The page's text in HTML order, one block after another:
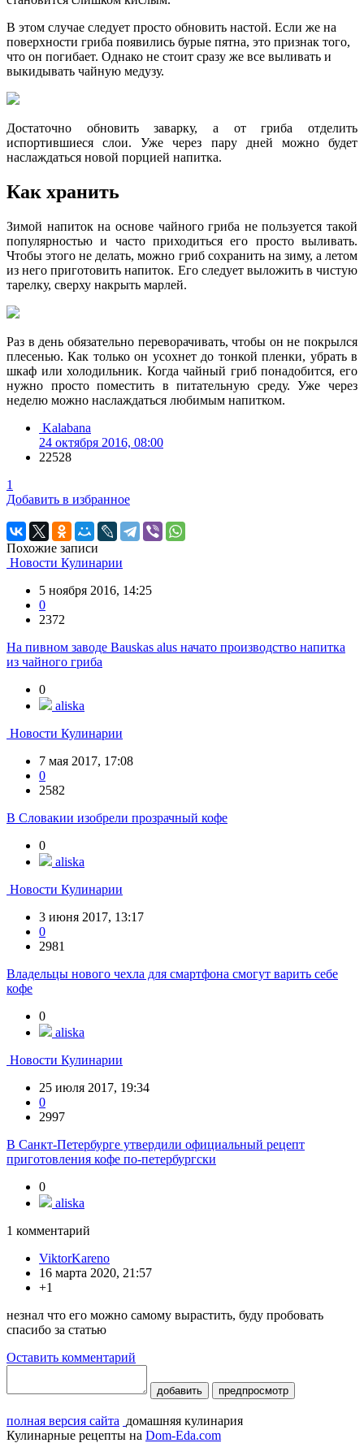
В этом случае следует просто обновить настой. Если же на
поверхности гриба появились бурые пятна, это признак того,
что он погибает. Однако не стоит сразу же все выливать и
выкидывать чайную медузу.
Достаточно обновить заварку, а от гриба отделить
испортившиеся слои. Уже через пару дней можно будет
наслаждаться новой порцией напитка.
Как хранить
Зимой напиток на основе чайного гриба не пользуется такой
популярностью и часто приходиться его просто выливать.
Чтобы этого не делать, можно гриб сохранить на зиму, а летом
из него приготовить напиток. Его следует выложить в чистую
тарелку, сверху накрыть марлей.
Раз в день обязательно переворачивать, чтобы он не покрылся
плесенью. Как только он усохнет до тонкой пленки, убрать в
шкаф или холодильник. Когда чайный гриб понадобится, его
нужно просто поместить в питательную среду. Уже через
неделю можно наслаждаться любимым напитком.
Kalabana
24 октября 2016, 08:00
22528
1
Добавить в избранное
Похожие записи
Новости Кулинарии
5 ноября 2016, 14:25
0
2372
На пивном заводе Bauskas alus начато производство напитка
из чайного гриба
0
aliska
Новости Кулинарии
7 мая 2017, 17:08
0
2582
В Словакии изобрели прозрачный кофе
0
aliska
Новости Кулинарии
3 июня 2017, 13:17
0
2981
Владельцы нового чехла для смартфона смогут варить себе
кофе
0
aliska
Новости Кулинарии
25 июля 2017, 19:34
0
2997
В Санкт-Петербурге утвердили официальный рецепт
приготовления кофе по-петербургски
0
aliska
1 комментарий
ViktorKareno
16 марта 2020, 21:57
+1
незнал что его можно самому вырастить, буду пробовать
спасибо за статью
Оставить комментарий
добавить предпросмотр
полная версия сайта домашняя кулинария
Кулинарные рецепты на Dom-Eda.com